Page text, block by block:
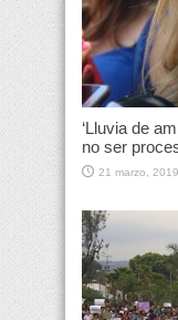
‘Lluvia de
no ser
21 marzo, 2019